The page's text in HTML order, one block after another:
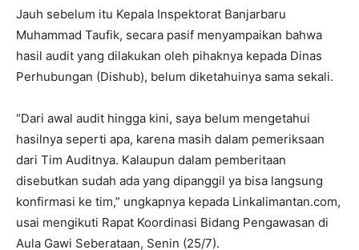
Jauh sebelum itu Kepala Inspektorat Banjarbaru
Muhammad Taufik, secara pasif menyampaikan bahwa
hasil audit yang dilakukan oleh pihaknya kepada Dinas
Perhubungan (Dishub), belum diketahuinya sama sekali.
“Dari awal audit hingga kini, saya belum mengetahui
hasilnya seperti apa, karena masih dalam pemeriksaan
dari Tim Auditnya. Kalaupun dalam pemberitaan
disebutkan sudah ada yang dipanggil ya bisa langsung
konfirmasi ke tim,” ungkapnya kepada Linkalimantan.com,
usai mengikuti Rapat Koordinasi Bidang Pengawasan di
Aula Gawi Seberataan, Senin (25/7).